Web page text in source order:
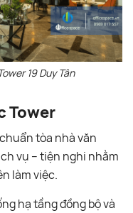
19 Duy Tân
Tower
tòa nhà văn
vụ – tiện nghi nhằm
làm việc.
hạ tầng đồng bộ và